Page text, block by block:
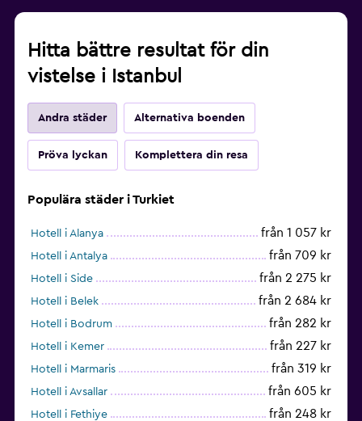
Hitta bättre resultat för din
vistelse i Istanbul
Andra städer Alternativa boenden
Pröva lyckan Komplettera din resa
Populära städer i Turkiet
Hotell i Alanya från 1 057 kr
Hotell i Antalya från 709 kr
Hotell i Side från 2 275 kr
Hotell i Belek från 2 684 kr
Hotell i Bodrum från 282 kr
Hotell i Kemer från 227 kr
Hotell i Marmaris från 319 kr
Hotell i Avsallar från 605 kr
Hotell i Fethiye från 248 kr